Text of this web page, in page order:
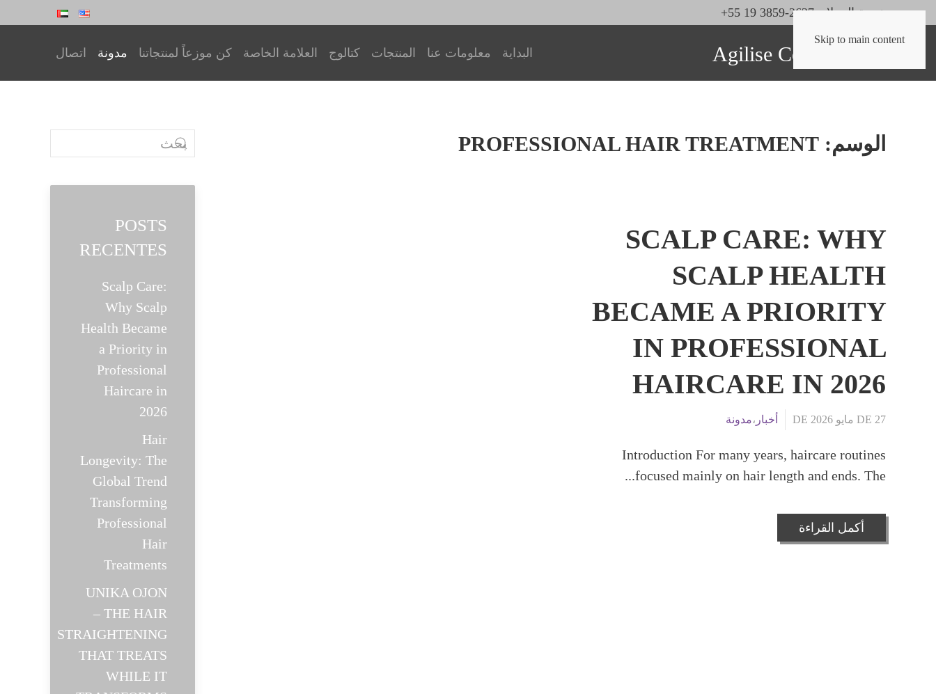
Skip to main content
خدمة العملاء: 2627-3859 19 55+
البداية معلومات عنا المنتجات كتالوج العلامة الخاصة كن موزعاً لمنتجاتنا مدونة اتصال
الوسم: PROFESSIONAL HAIR TREATMENT
SCALP CARE: WHY
SCALP HEALTH
BECAME A PRIORITY
IN PROFESSIONAL
HAIRCARE IN 2026
27 DE مايو DE 2026 أخبار ،مدونة
Introduction For many years, haircare routines
focused mainly on hair length and ends. The...
أكمل القراءة
POSTS
RECENTES
Scalp Care:
Why Scalp
Health Became
a Priority in
Professional
Haircare in
2026
Hair
Longevity: The
Global Trend
Transforming
Professional
Hair
Treatments
UNIKA OJON
– THE HAIR
STRAIGHTENING
THAT TREATS
WHILE IT